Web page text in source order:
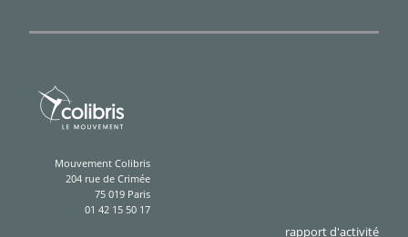
Mouvement Colibris
204 rue de Crimée
75 019 Paris
01 42 15 50 17
rapport d'activité